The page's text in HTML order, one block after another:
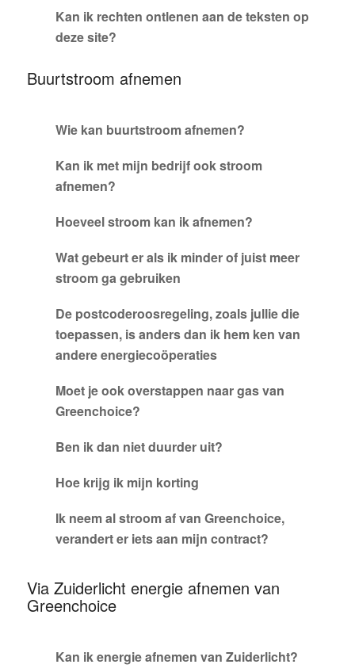
Kan ik rechten ontlenen aan de teksten op
deze site?
Buurtstroom afnemen
Wie kan buurtstroom afnemen?
Kan ik met mijn bedrijf ook stroom
afnemen?
Hoeveel stroom kan ik afnemen?
Wat gebeurt er als ik minder of juist meer
stroom ga gebruiken
De postcoderoosregeling, zoals jullie die
toepassen, is anders dan ik hem ken van
andere energiecoöperaties
Moet je ook overstappen naar gas van
Greenchoice?
Ben ik dan niet duurder uit?
Hoe krijg ik mijn korting
Ik neem al stroom af van Greenchoice,
verandert er iets aan mijn contract?
Via Zuiderlicht energie afnemen van
Greenchoice
Kan ik energie afnemen van Zuiderlicht?